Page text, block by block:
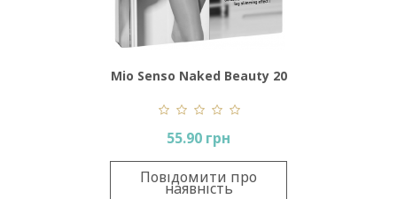
Mio Senso Naked Beauty 20
Den
55.90 грн
Повідомити про
наявність